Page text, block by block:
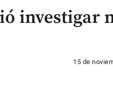
investigar
15 de